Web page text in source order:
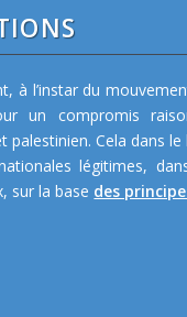
à l’instar du
un compromis
palestinien. Cela dans
légitimes,
sur la base des